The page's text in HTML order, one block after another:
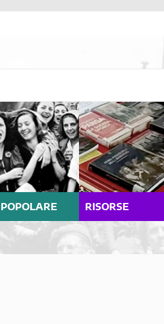
RISORSE